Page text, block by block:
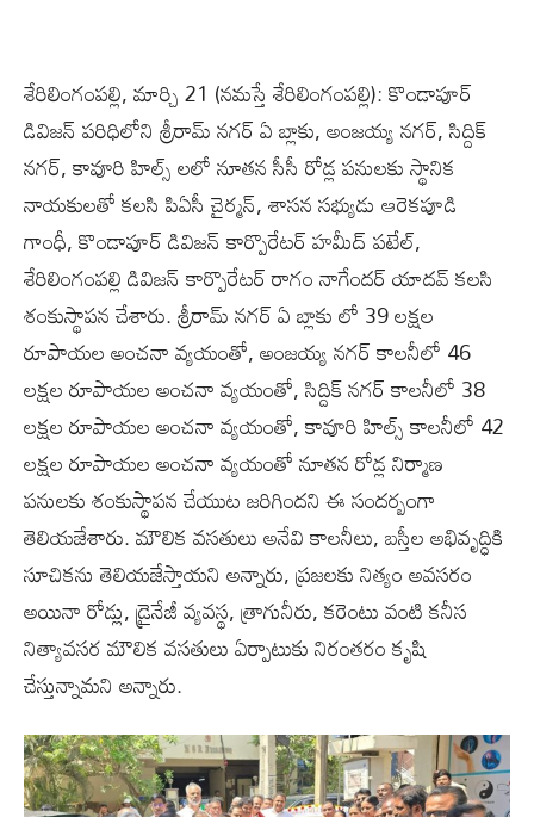
శేరిలింగంప‌ల్లి, మార్చి 21 (న‌మ‌స్తే శేరిలింగంప‌ల్లి): కొండాపూర్
డివిజన్ పరిధిలోని శ్రీరామ్ నగర్ ఏ బ్లాకు, అంజయ్య నగర్, సిద్దిక్
నగర్, కావూరి హిల్స్ లలో నూతన సీసీ రోడ్ల పనులకు స్థానిక
నాయకులతో కలసి పిఏసీ చైర్మన్, శాసన సభ్యుడు ఆరెక‌పూడి
గాంధీ, కొండాపూర్ డివిజన్ కార్పొరేటర్ హమీద్ పటేల్,
శేరిలింగంపల్లి డివిజన్ కార్పొరేటర్ రాగం నాగేందర్ యాదవ్ కలసి
శంకుస్థాపన చేశారు. శ్రీరామ్ నగర్ ఏ బ్లాకు లో 39 లక్షల‌
రూపాయల‌ అంచనా వ్యయంతో, అంజయ్య నగర్ కాలనీలో 46
లక్షల‌ రూపాయల‌ అంచనా వ్యయంతో, సిద్దిక్ నగర్ కాలనీలో 38
లక్షల‌ రూపాయల‌ అంచనా వ్యయంతో, కావూరి హిల్స్ కాలనీలో 42
లక్షల‌ రూపాయల‌ అంచనా వ్యయంతో నూతన రోడ్ల నిర్మాణ
పనులకు శంకుస్థాపన చేయుట జరిగిందని ఈ సందర్బంగా
తెలియజేశారు. మౌలిక వసతులు అనేవి కాలనీలు, బస్తీల అభివృద్ధికి
సూచికను తెలియజేస్తాయని అన్నారు, ప్రజలకు నిత్యం అవసరం
అయినా రోడ్లు, డ్రైనేజీ వ్యవస్థ, త్రాగునీరు, కరెంటు వంటి కనీస
నిత్యావసర మౌలిక వసతులు ఏర్పాటుకు నిరంతరం కృషి
చేస్తున్నామని అన్నారు.